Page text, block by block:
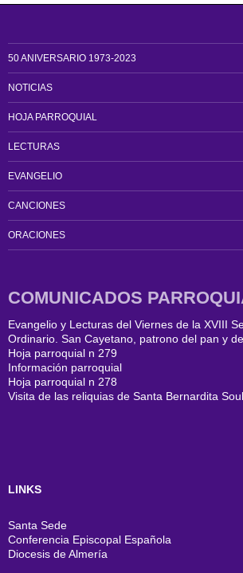
50 ANIVERSARIO 1973-2023
NOTICIAS
HOJA PARROQUIAL
LECTURAS
EVANGELIO
CANCIONES
ORACIONES
COMUNICADOS
Evangelio y Lecturas del Viernes de la XVIII
Ordinario. San Cayetano, patrono del pan y
Hoja parroquial n 279
Información parroquial
Hoja parroquial n 278
Visita de las reliquias de Santa Bernardita
LINKS
Santa Sede
Conferencia Episcopal Española
Diocesis de Almería